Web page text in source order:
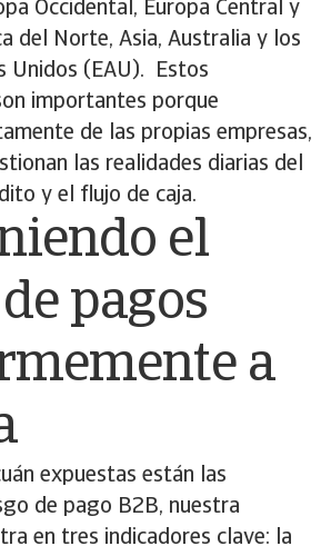
Occidental, Europa Central y
del Norte, Asia, Australia y los
Unidos (EAU). Estos
importantes porque
de las propias empresas,
las realidades diarias del
y el flujo de caja.
el
pagos
a
expuestas están las
de pago B2B, nuestra
en tres indicadores clave: la